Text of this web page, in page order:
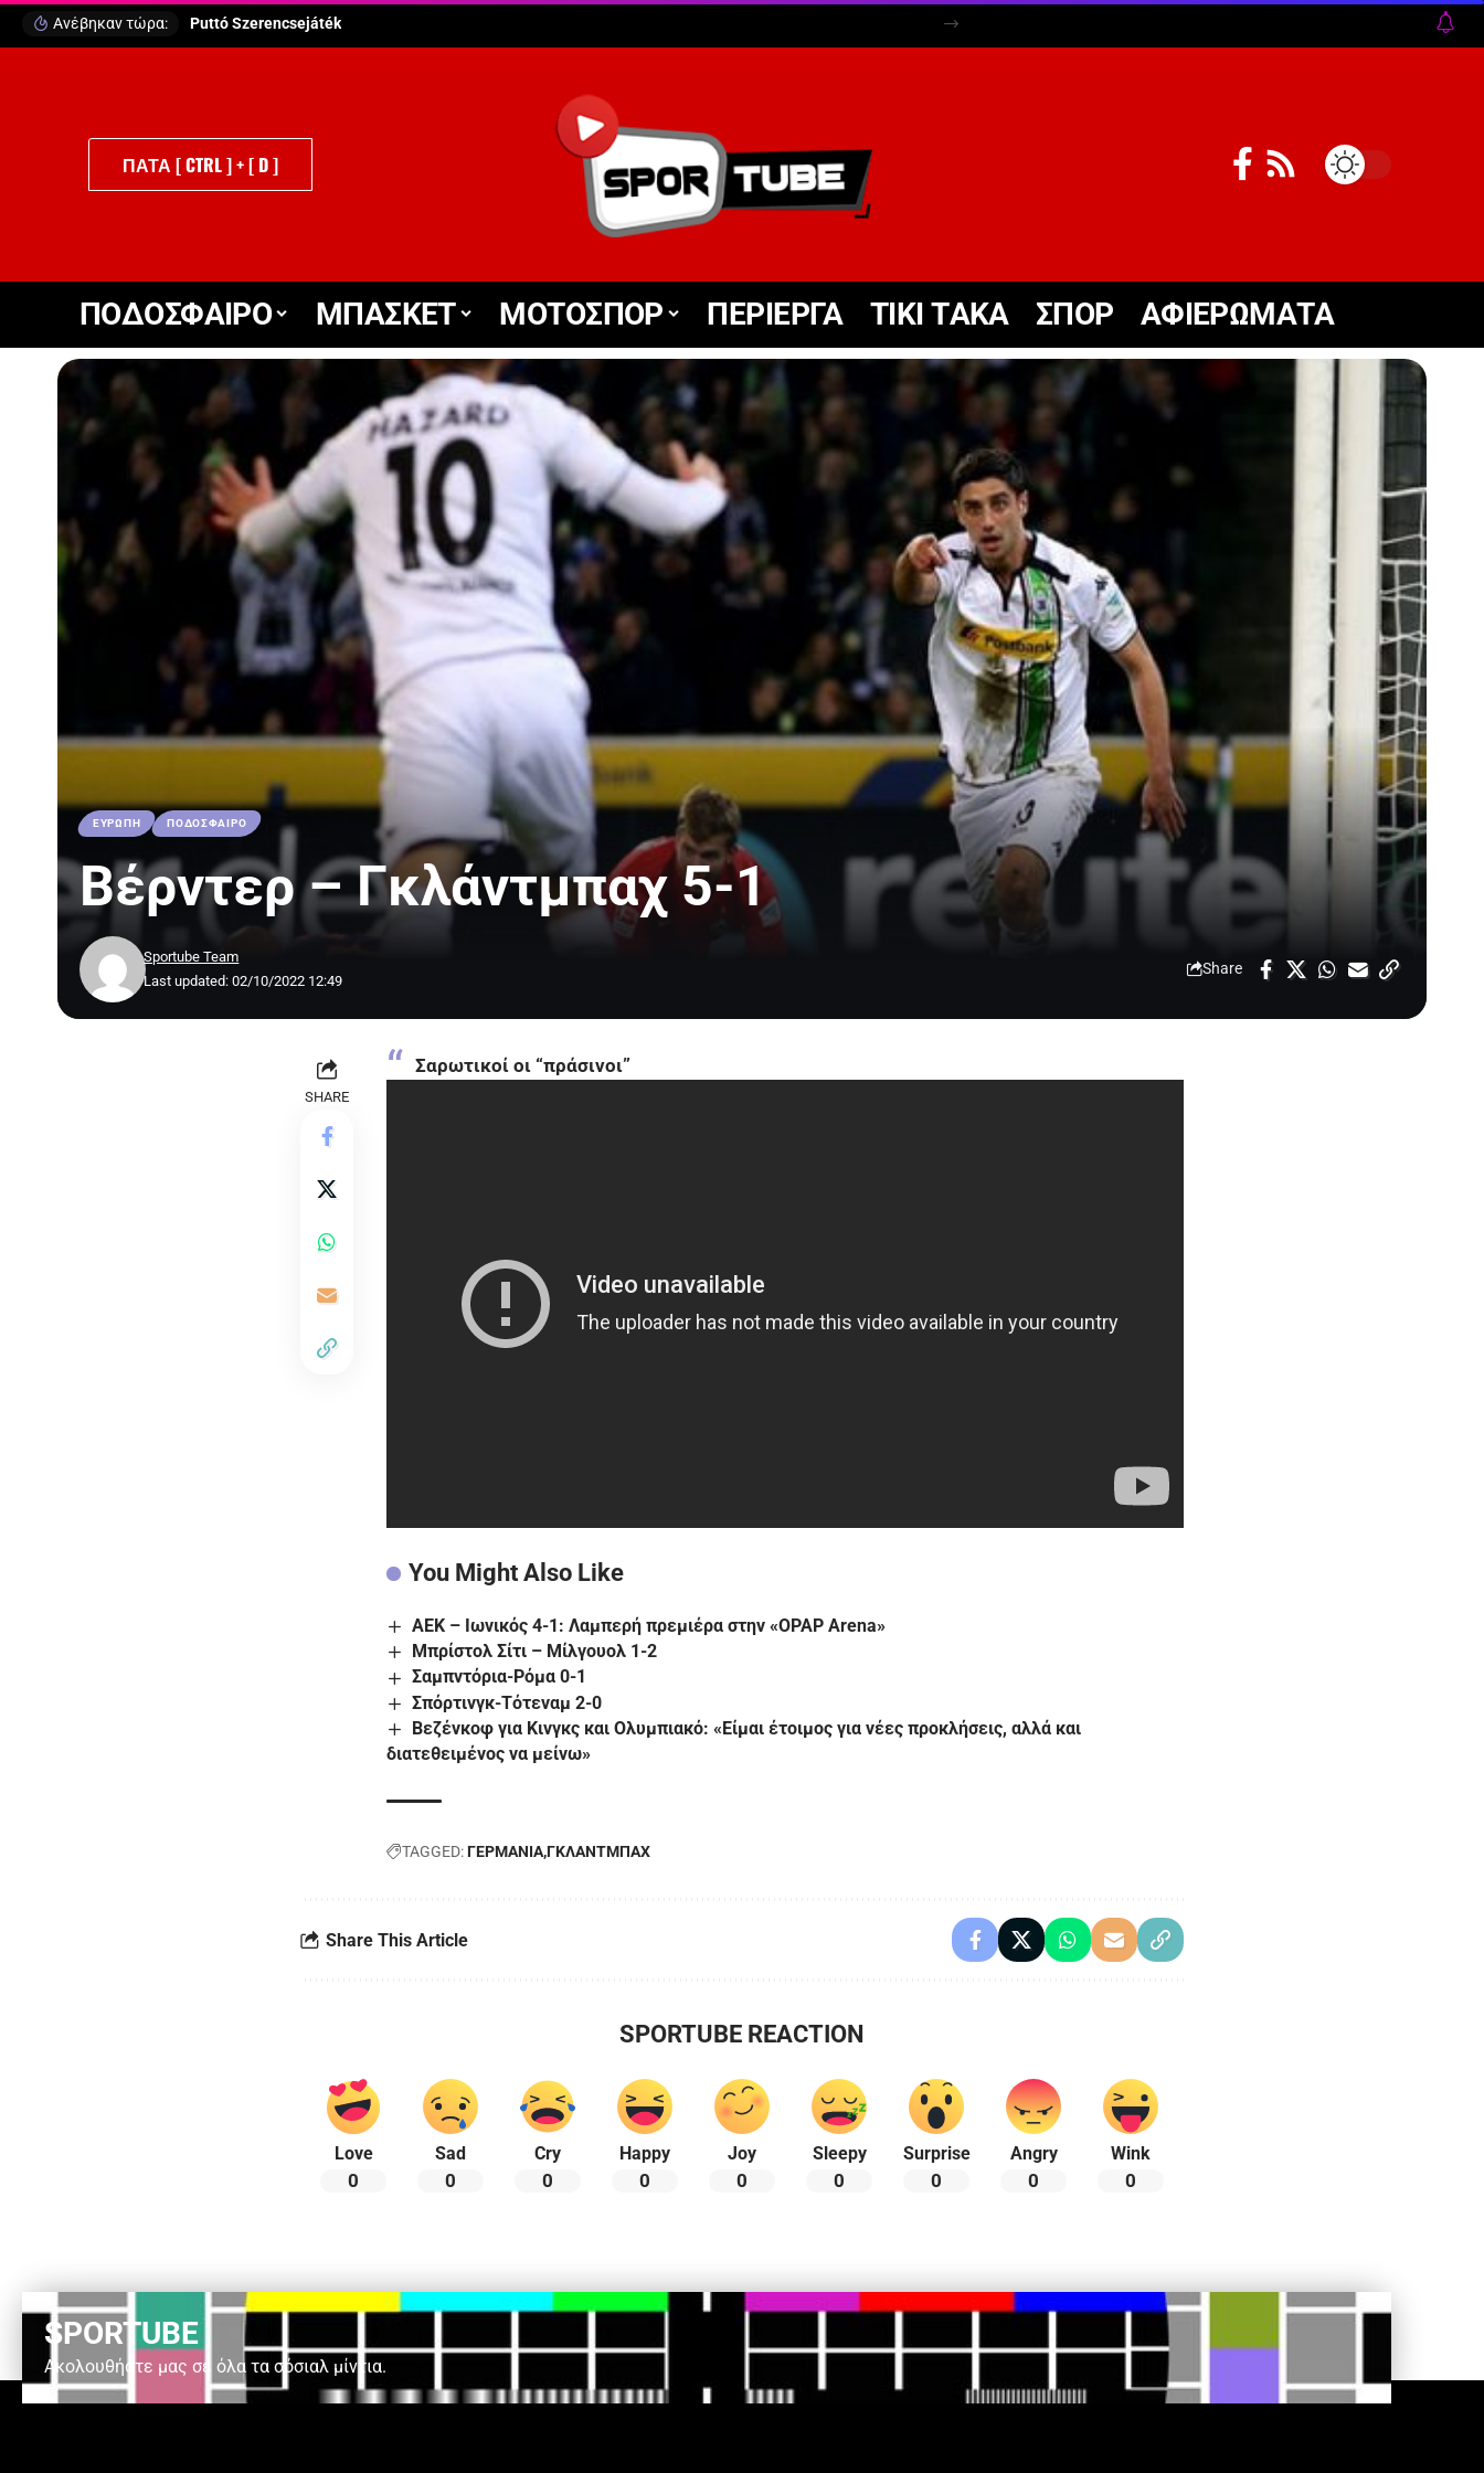
Ανέβηκαν τώρα:
ΠΑΤΑ [ CTRL ] + [ D ]
ΠΟΔΟΣΦΑΙΡΟ ΜΠΑΣΚΕΤ ΜΟΤΟΣΠΟΡ ΠΕΡΙΕΡΓΑ TIKΙ TΑΚΑ ΣΠΟΡ ΑΦΙΕΡΩΜΑΤΑ
ΕΥΡΩΠΗ ΠΟΔΟΣΦΑΙΡΟ
Βέρντερ – Γκλάντμπαχ 5-1
Last updated: 02/10/2022 12:49
Sportube Team
Share
SHARE
Σαρωτικοί οι “πράσινοι”
You Might Also Like
ΑΕΚ – Ιωνικός 4-1: Λαμπερή πρεμιέρα στην «OPAP Arena»
Μπρίστολ Σίτι – Μίλγουολ 1-2
Σαμπντόρια-Ρόμα 0-1
Σπόρτινγκ-Τότεναμ 2-0
Βεζένκοφ για Κινγκς και Ολυμπιακό: «Είμαι έτοιμος για νέες προκλήσεις, αλλά και
διατεθειμένος να μείνω»
TAGGED:ΓΕΡΜΑΝΙΑΓΚΛΑΝΤΜΠΑΧ
Share This Article
SPORTUBE REACTION
Love
0
Sad
0
Cry
0
Happy
0
Joy
0
Sleepy
0
Surprise
0
Angry
0
Wink
0
SPORTUBE
Ακολουθήστε μας σε όλα τα σόσιαλ μίντια.